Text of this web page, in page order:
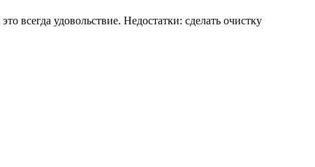
всегда удовольствие. Недостатки: сделать очистку